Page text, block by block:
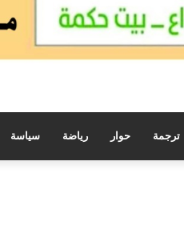
ترجمة حوار رياضة سياسة